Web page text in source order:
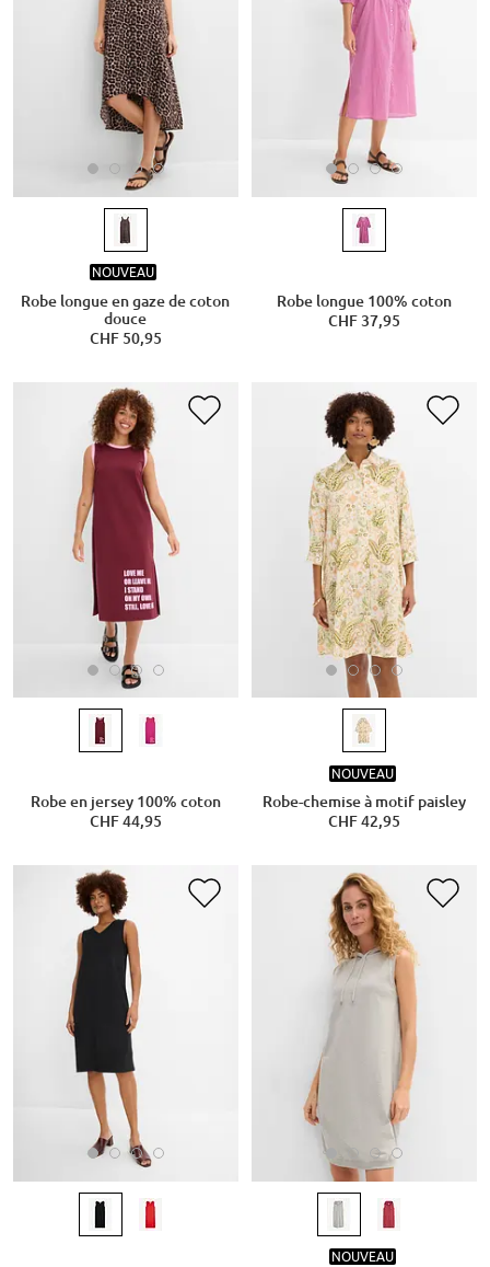
NOUVEAU
Robe longue en gaze de coton
douce
CHF 50,95
Robe longue 100% coton
CHF 37,95
Robe en jersey 100% coton
CHF 44,95
NOUVEAU
Robe-chemise à motif paisley
CHF 42,95
NOUVEAU